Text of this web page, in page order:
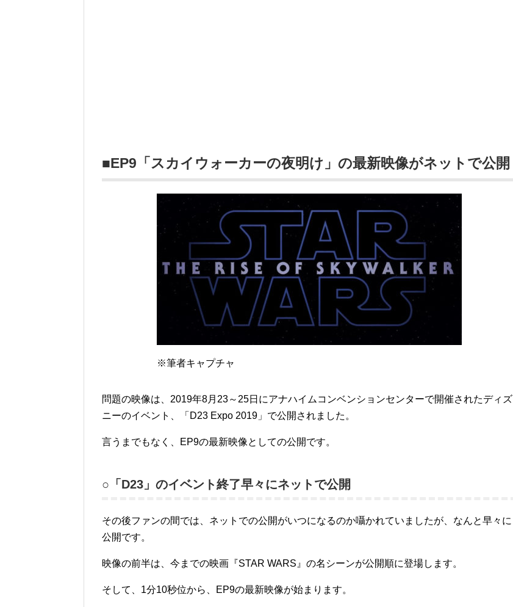
■EP9「スカイウォーカーの夜明け」の最新映像がネットで公開
※筆者キャプチャ
問題の映像は、2019年8月23～25日にアナハイムコンベンションセンターで開催されたディズ
ニーのイベント、「D23 Expo 2019」で公開されました。
言うまでもなく、EP9の最新映像としての公開です。
○「D23」のイベント終了早々にネットで公開
その後ファンの間では、ネットでの公開がいつになるのか囁かれていましたが、なんと早々に
公開です。
映像の前半は、今までの映画『STAR WARS』の名シーンが公開順に登場します。
そして、1分10秒位から、EP9の最新映像が始まります。